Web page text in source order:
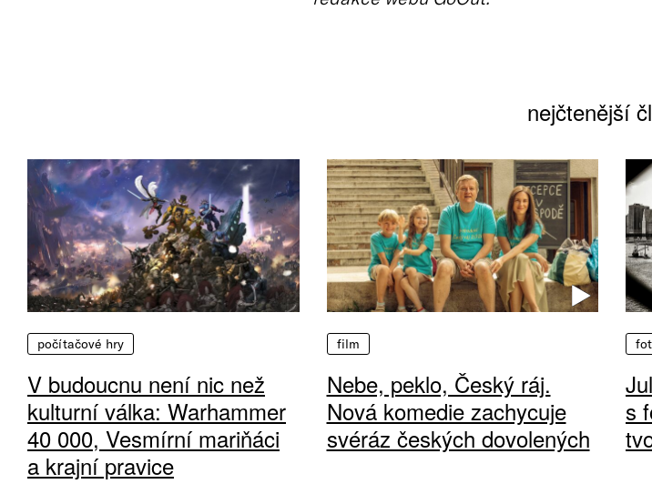
nejčtenější
počítačové hry
V budoucnu není nic než
kulturní válka: Warhammer
40 000, Vesmírní mariňáci
a krajní pravice
film
Nebe, peklo, Český ráj.
Nová komedie zachycuje
svéráz českých dovolených
s